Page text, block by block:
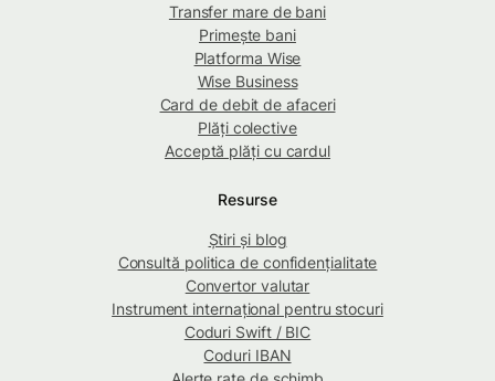
Transfer mare de bani
Primește bani
Platforma Wise
Wise Business
Card de debit de afaceri
Plăți colective
Acceptă plăți cu cardul
Resurse
Știri și blog
Consultă politica de confidențialitate
Convertor valutar
Instrument internațional pentru stocuri
Coduri Swift / BIC
Coduri IBAN